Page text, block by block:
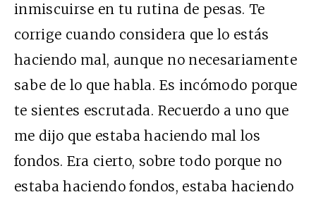
inmiscuirse en tu rutina de pesas. Te
corrige cuando considera que lo estás
haciendo mal, aunque no necesariamente
sabe de lo que habla. Es incómodo porque
te sientes escrutada. Recuerdo a uno que
me dijo que estaba haciendo mal los
fondos. Era cierto, sobre todo porque no
estaba haciendo fondos, estaba haciendo